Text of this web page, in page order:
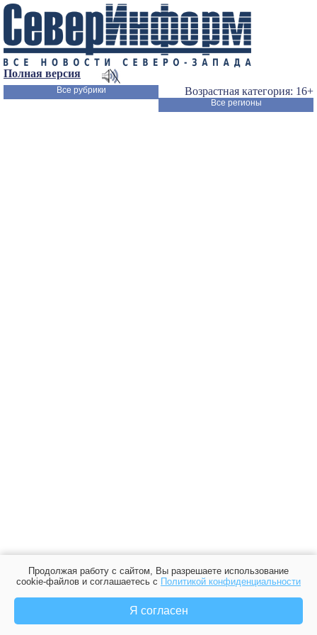
Полная версия
Возрастная категория: 16+
Все рубрики
Все регионы
Продолжая работу с сайтом, Вы разрешаете использование
cookie-файлов и соглашаетесь с Политикой конфиденциальности
Я согласен